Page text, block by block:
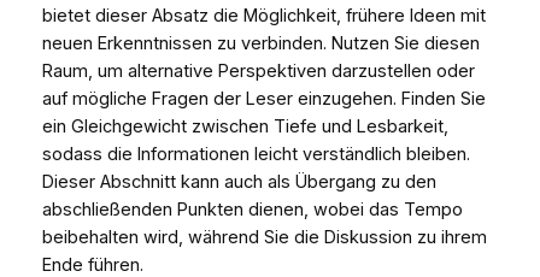
bietet dieser Absatz die Möglichkeit, frühere Ideen mit
neuen Erkenntnissen zu verbinden. Nutzen Sie diesen
Raum, um alternative Perspektiven darzustellen oder
auf mögliche Fragen der Leser einzugehen. Finden Sie
ein Gleichgewicht zwischen Tiefe und Lesbarkeit,
sodass die Informationen leicht verständlich bleiben.
Dieser Abschnitt kann auch als Übergang zu den
abschließenden Punkten dienen, wobei das Tempo
beibehalten wird, während Sie die Diskussion zu ihrem
Ende führen.